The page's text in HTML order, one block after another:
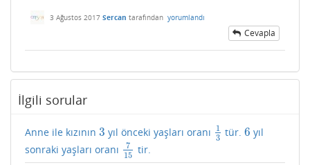
3 Ağustos 2017 Sercan tarafından yorumlandı
Cevapla
İlgili sorular
Anne ile kızının 3
3 yıl önceki yaşları oranı
1
3
13 tür.6
6 yıl
sonraki yaşları oranı
7
15
715tir.